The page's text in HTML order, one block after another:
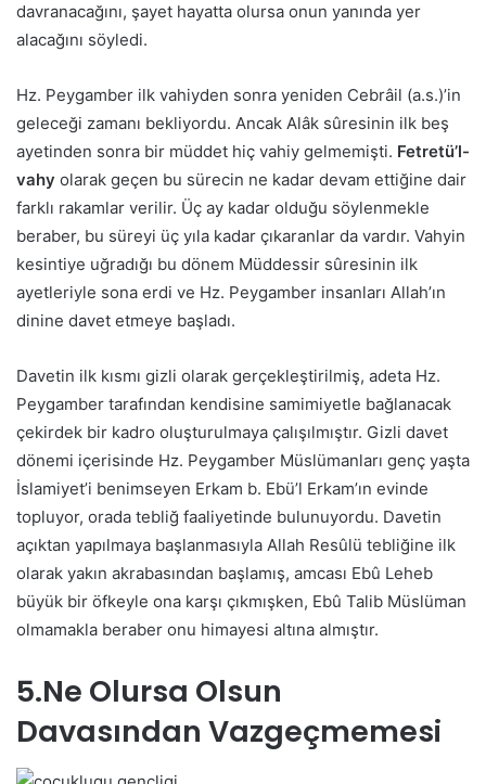
davranacağını, şayet hayatta olursa onun yanında yer
alacağını söyledi.
Hz. Peygamber ilk vahiyden sonra yeniden Cebrâil (a.s.)’in
geleceği zamanı bekliyordu. Ancak Alâk sûresinin ilk beş
ayetinden sonra bir müddet hiç vahiy gelmemişti. Fetretü’l-
vahy olarak geçen bu sürecin ne kadar devam ettiğine dair
farklı rakamlar verilir. Üç ay kadar olduğu söylenmekle
beraber, bu süreyi üç yıla kadar çıkaranlar da vardır. Vahyin
kesintiye uğradığı bu dönem Müddessir sûresinin ilk
ayetleriyle sona erdi ve Hz. Peygamber insanları Allah’ın
dinine davet etmeye başladı.
Davetin ilk kısmı gizli olarak gerçekleştirilmiş, adeta Hz.
Peygamber tarafından kendisine samimiyetle bağlanacak
çekirdek bir kadro oluşturulmaya çalışılmıştır. Gizli davet
dönemi içerisinde Hz. Peygamber Müslümanları genç yaşta
İslamiyet’i benimseyen Erkam b. Ebü’l Erkam’ın evinde
topluyor, orada tebliğ faaliyetinde bulunuyordu. Davetin
açıktan yapılmaya başlanmasıyla Allah Resûlü tebliğine ilk
olarak yakın akrabasından başlamış, amcası Ebû Leheb
büyük bir öfkeyle ona karşı çıkmışken, Ebû Talib Müslüman
olmamakla beraber onu himayesi altına almıştır.
5.Ne Olursa Olsun
Davasından Vazgeçmemesi